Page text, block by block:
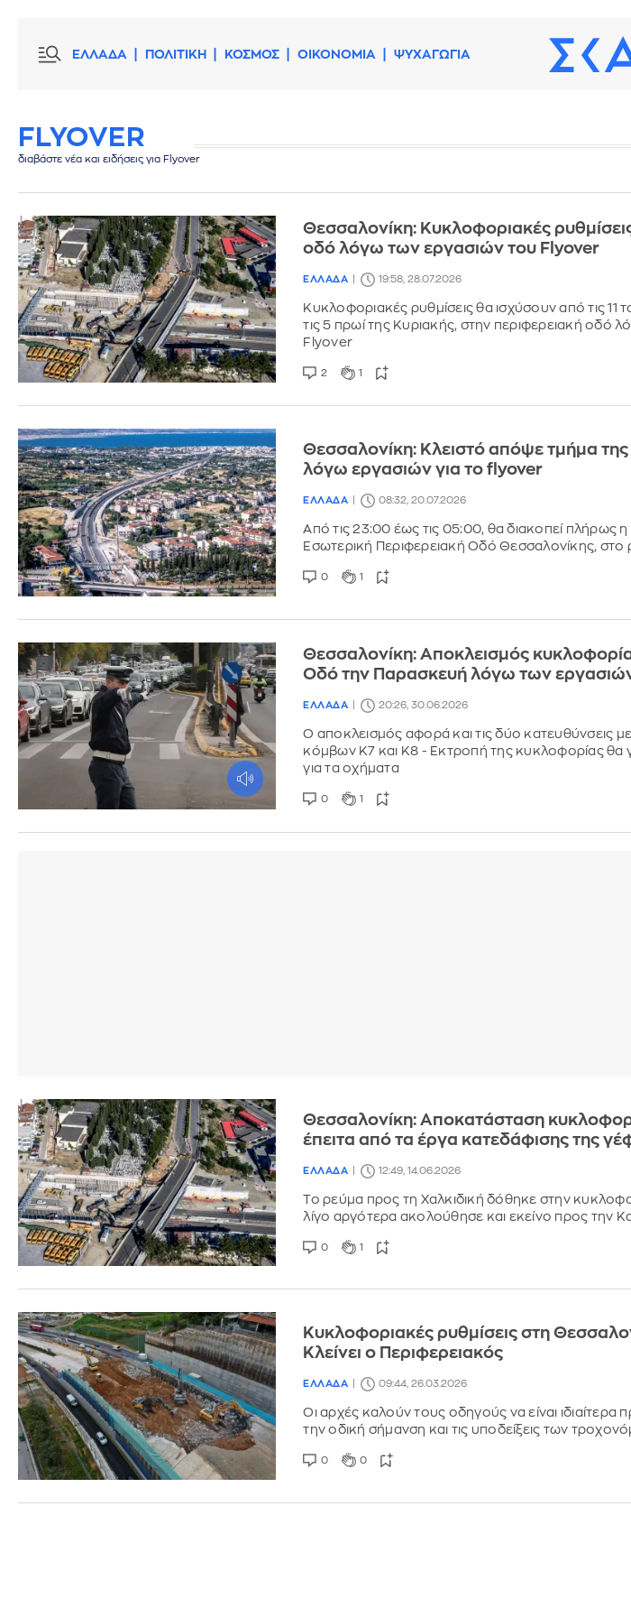
ΕΛΛΑΔΑ ΠΟΛΙΤΙΚΗ ΚΟΣΜΟΣ ΟΙΚΟΝΟΜΙΑ ΨΥΧΑΓΩΓΙΑ
FLYOVER
διαβάστε νέα και ειδήσεις για Flyover
Θεσσαλονίκη: Κυκλοφοριακές
οδό λόγω των εργασιών του Flyover
ΕΛΛΑΔΑ 19:58, 28.07.2026
Κυκλοφοριακές ρυθμίσεις θα ισχύσουν από τις
τις 5 πρωί της Κυριακής, στην περιφερειακή οδό
Flyover
2 1
Θεσσαλονίκη: Κλειστό απόψε τμήμα
λόγω εργασιών για το flyover
ΕΛΛΑΔΑ 08:32, 20.07.2026
Από τις 23:00 έως τις 05:00, θα διακοπεί πλήρως
Εσωτερική Περιφερειακή Οδό Θεσσαλονίκης, στο
0 1
Θεσσαλονίκη: Αποκλεισμός
Οδό την Παρασκευή λόγω των
ΕΛΛΑΔΑ 20:26, 30.06.2026
Ο αποκλεισμός αφορά και τις δύο κατευθύνσεις
κόμβων Κ7 και Κ8 - Εκτροπή της κυκλοφορίας θα
για τα οχήματα
0 1
Θεσσαλονίκη: Αποκατάσταση
έπειτα από τα έργα κατεδάφισης της
ΕΛΛΑΔΑ 12:49, 14.06.2026
To ρεύμα προς τη Χαλκιδική δόθηκε στην
λίγο αργότερα ακολούθησε και εκείνο προς την
0 1
Κυκλοφοριακές ρυθμίσεις στη
Κλείνει ο Περιφερειακός
ΕΛΛΑΔΑ 09:44, 26.03.2026
Οι αρχές καλούν τους οδηγούς να είναι ιδιαίτερα
την οδική σήμανση και τις υποδείξεις των
0 0